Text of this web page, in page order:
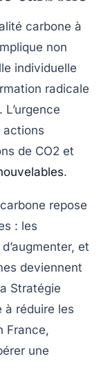
carbone à
non
individuelle
radicale
actions
de CO2 et
.
repose
: les
et
deviennent
Stratégie
à réduire les
France,
une